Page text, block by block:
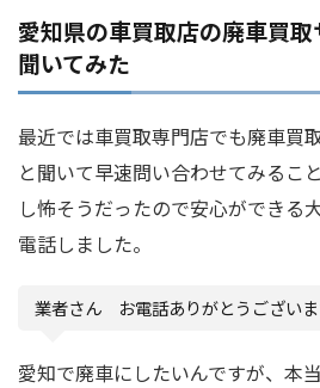
愛知県の車買取店の廃車買
聞いてみた
最近では車買取専門店でも廃車買
と聞いて早速問い合わせてみるこ
し怖そうだったので安心ができる
電話しました。
業者さん お電話ありがとうございま
愛知で廃車にしたいんですが、本